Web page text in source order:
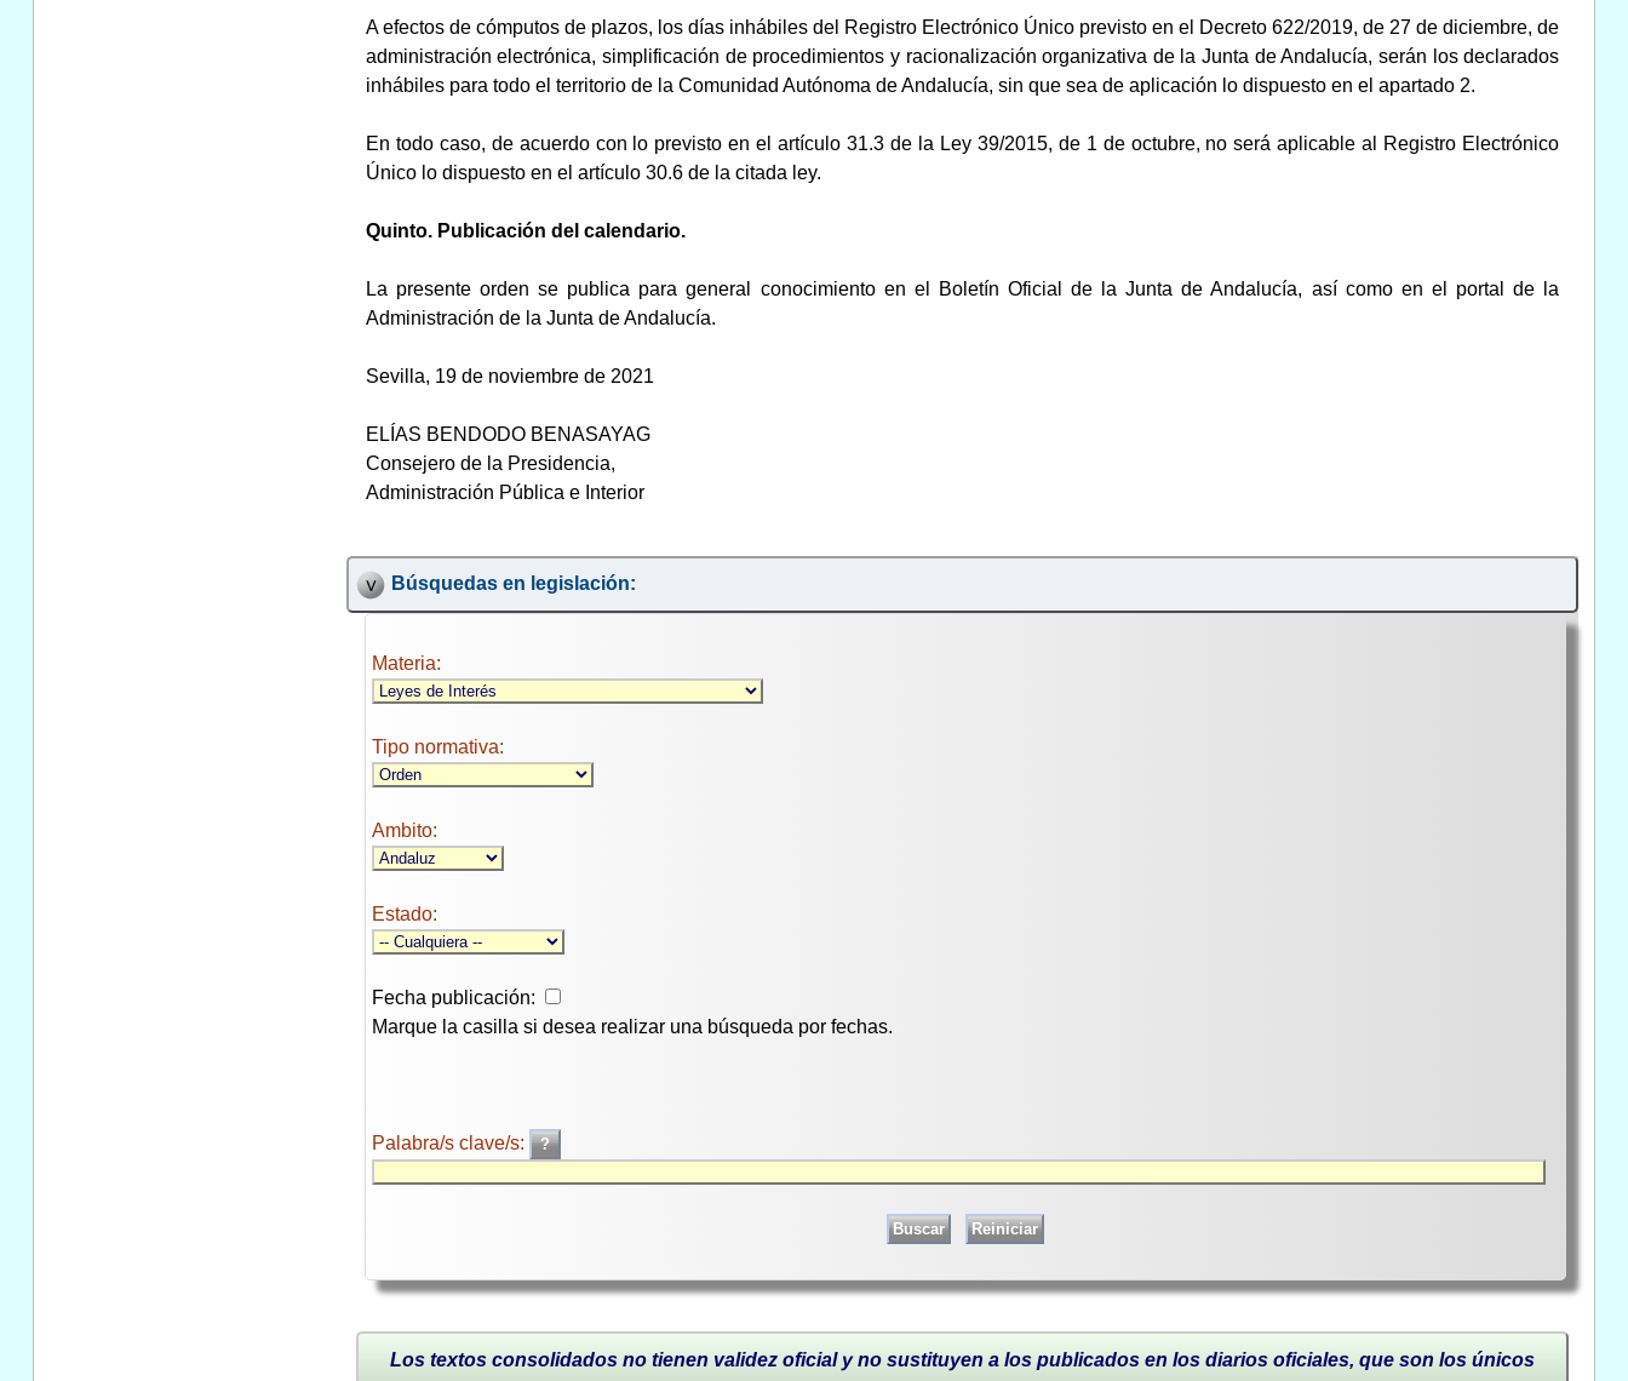
A efectos de cómputos de plazos, los días inhábiles del Registro Electrónico Único previsto en el Decreto 622/2019, de 27 de diciembre, de
administración electrónica, simplificación de procedimientos y racionalización organizativa de la Junta de Andalucía, serán los declarados
inhábiles para todo el territorio de la Comunidad Autónoma de Andalucía, sin que sea de aplicación lo dispuesto en el apartado 2.
En todo caso, de acuerdo con lo previsto en el artículo 31.3 de la Ley 39/2015, de 1 de octubre, no será aplicable al Registro Electrónico
Único lo dispuesto en el artículo 30.6 de la citada ley.
Quinto. Publicación del calendario.
La presente orden se publica para general conocimiento en el Boletín Oficial de la Junta de Andalucía, así como en el portal de la
Administración de la Junta de Andalucía.
Sevilla, 19 de noviembre de 2021
ELÍAS BENDODO BENASAYAG
Consejero de la Presidencia,
Administración Pública e Interior
Búsquedas en legislación:
Materia:
Tipo normativa:
Ambito:
Estado:
Fecha publicación:
Marque la casilla si desea realizar una búsqueda por fechas.
Palabra/s clave/s:
Los textos consolidados no tienen validez oficial y no sustituyen a los publicados en los diarios oficiales, que son los únicos